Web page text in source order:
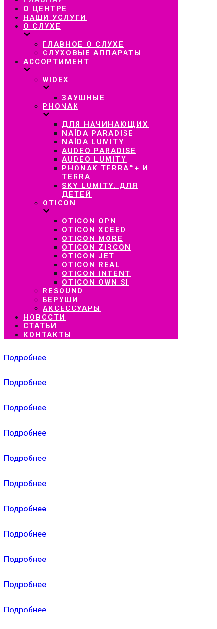
навигацию
О ЦЕНТРЕ
НАШИ УСЛУГИ
О СЛУХЕ
ГЛАВНОЕ О СЛУХЕ
СЛУХОВЫЕ АППАРАТЫ
АССОРТИМЕНТ
WIDEX
ЗАУШНЫЕ
PHONAK
ДЛЯ НАЧИНАЮЩИХ
NAÍDA PARADISE
NAÍDA LUMITY
AUDEO PARADISE
AUDEO LUMITY
PHONAK TERRA™+ И
TERRA
SKY LUMITY. ДЛЯ
ДЕТЕЙ
OTICON
OTICON OPN
OTICON XCEED
OTICON MORE
OTICON ZIRCON
OTICON JET
OTICON REAL
OTICON INTENT
OTICON OWN SI
RESOUND
БЕРУШИ
АКСЕССУАРЫ
НОВОСТИ
СТАТЬИ
КОНТАКТЫ
Подробнее
Подробнее
Подробнее
Подробнее
Подробнее
Подробнее
Подробнее
Подробнее
Подробнее
Подробнее
Подробнее